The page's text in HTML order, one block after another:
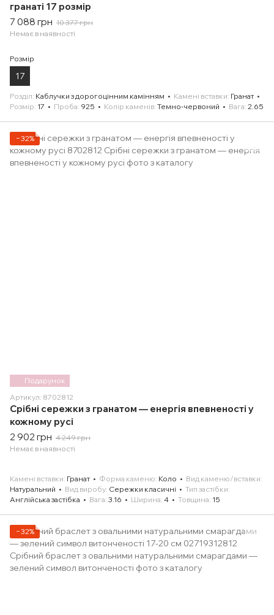
гранаті 17 розмір
7 088 грн 10 377 грн
Немає в наявності
Розмір
17
Розділ Каблучки з дорогоцінним камінням Камені вставки Гранат
Розмір 17 Проба 925 Колір каменів Темно-червоний Вага 2.65
Подарунок
−32%
Артикул: 8702812
Срібні сережки з гранатом — енергія впевненості у
кожному русі
2 902 грн 4 249 грн
Немає в наявності
Камені вставки Гранат Форма каменю Коло
Вид каменю/вставки
Натуральний
Вид виробу Сережки класичні
Тип застібки
Англійська застібка
Вага 3.16 Ширина 4 Товщина 15
−32%